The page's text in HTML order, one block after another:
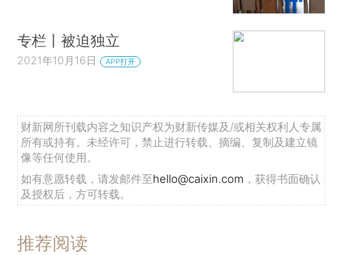
专栏丨被迫独立
2021年10月16日 APP打开
财新网所刊载内容之知识产权为财新传媒及/或相关权利人专属
所有或持有。未经许可，禁止进行转载、摘编、复制及建立镜
像等任何使用。
如有意愿转载，请发邮件至hello@caixin.com ，获得书面确认
及授权后，方可转载。
推荐阅读